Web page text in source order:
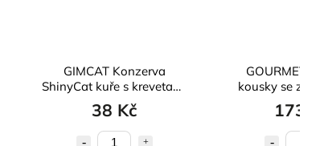
GIMCAT Konzerva
ShinyCat kuře s krevetami
70g
38 Kč
GOURMET
kousky se
šťávě 8 x
173